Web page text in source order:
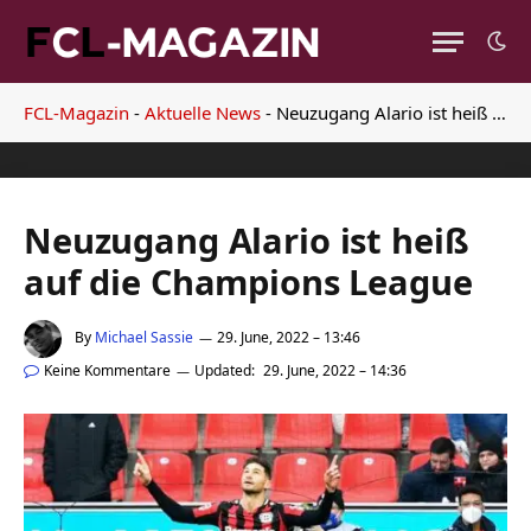
FCL-Magazin - Aktuelle News - Neuzugang Alario ist heiß auf die Champions League
Neuzugang Alario ist heiß
auf die Champions League
By Michael Sassie
29. June, 2022 – 13:46
Keine Kommentare
Updated: 29. June, 2022 – 14:36